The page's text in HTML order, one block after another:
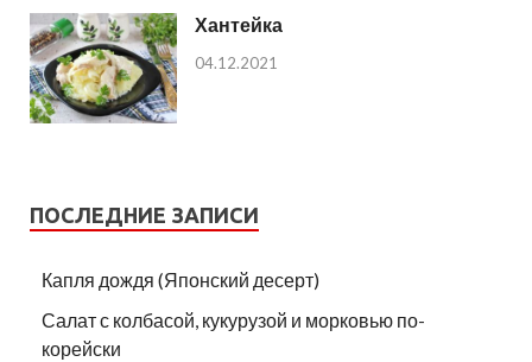
Хантейка
04.12.2021
ПОСЛЕДНИЕ ЗАПИСИ
Капля дождя (Японский десерт)
Салат с колбасой, кукурузой и морковью по-
корейски